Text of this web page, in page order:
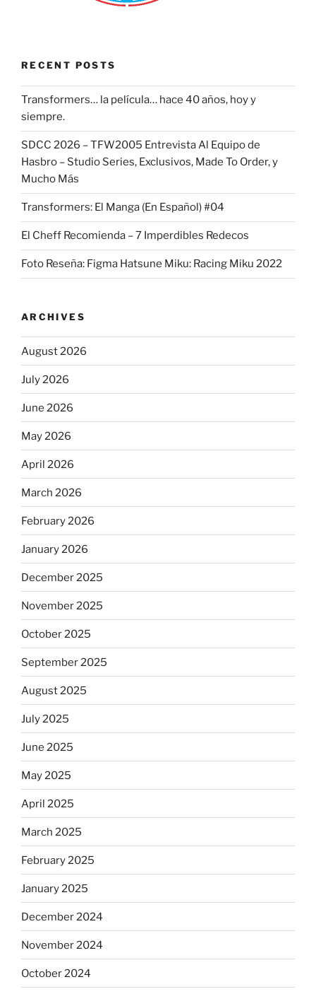
RECENT POSTS
Transformers… la película… hace 40 años, hoy y
siempre.
SDCC 2026 – TFW2005 Entrevista Al Equipo de
Hasbro – Studio Series, Exclusivos, Made To Order, y
Mucho Más
Transformers: El Manga (En Español) #04
El Cheff Recomienda – 7 Imperdibles Redecos
Foto Reseña: Figma Hatsune Miku: Racing Miku 2022
ARCHIVES
August 2026
July 2026
June 2026
May 2026
April 2026
March 2026
February 2026
January 2026
December 2025
November 2025
October 2025
September 2025
August 2025
July 2025
June 2025
May 2025
April 2025
March 2025
February 2025
January 2025
December 2024
November 2024
October 2024